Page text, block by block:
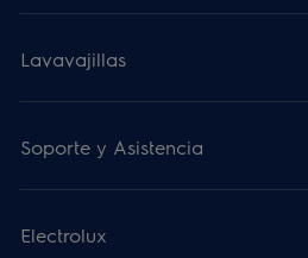
Lavavajillas
Soporte y Asistencia
Electrolux